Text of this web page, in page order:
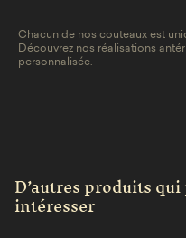
Chacun de nos couteaux est
Découvrez nos réalisations
personnalisée.
D’autres produits
intéresser